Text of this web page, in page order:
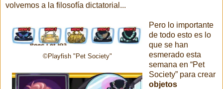
volvemos a la filosofía dictatorial...
©Playfish "Pet Society"
Pero lo importante
de todo esto es lo
que se han
esmerado esta
semana en “Pet
Society” para crear
objetos